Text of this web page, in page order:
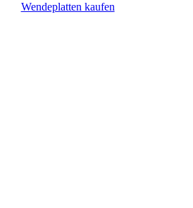
Wendeplatten kaufen